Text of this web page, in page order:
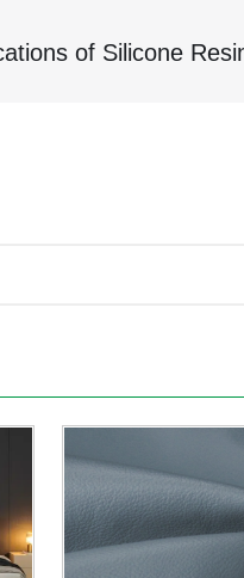
of Silicone